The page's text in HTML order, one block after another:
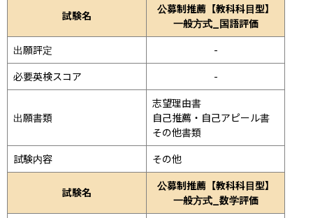
試験名
公募制推薦【教科科目型】
一般方式_国語評価
出願評定
-
必要英検スコア
-
出願書類
志望理由書
自己推薦・自己アピール書
その他書類
試験内容
その他
試験名
公募制推薦【教科科目型】
一般方式_数学評価